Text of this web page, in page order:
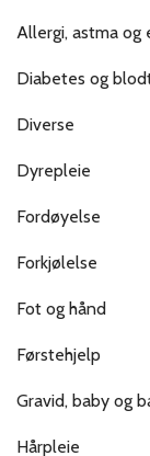
Allergi, astma og
Diabetes og
Diverse
Dyrepleie
Fordøyelse
Forkjølelse
Fot og hånd
Førstehjelp
Gravid, baby og
Hårpleie